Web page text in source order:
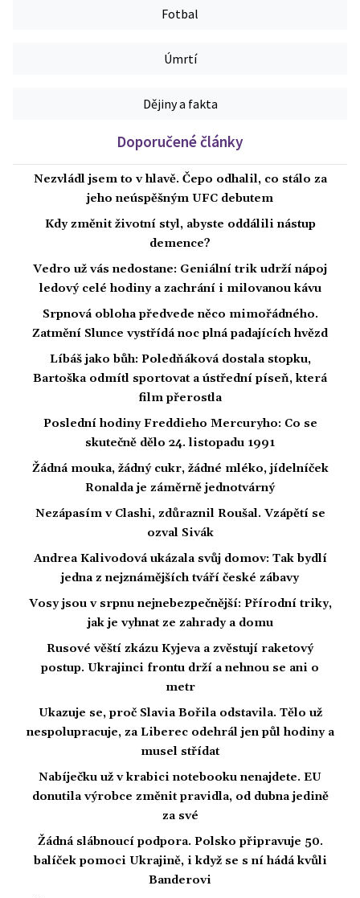
Fotbal
Úmrtí
Dějiny a fakta
Doporučené články
Nezvládl jsem to v hlavě. Čepo odhalil, co stálo za
jeho neúspěšným UFC debutem
Kdy změnit životní styl, abyste oddálili nástup
demence?
Vedro už vás nedostane: Geniální trik udrží nápoj
ledový celé hodiny a zachrání i milovanou kávu
Srpnová obloha předvede něco mimořádného.
Zatmění Slunce vystřídá noc plná padajících hvězd
Líbáš jako bůh: Poledňáková dostala stopku,
Bartoška odmítl sportovat a ústřední píseň, která
film přerostla
Poslední hodiny Freddieho Mercuryho: Co se
skutečně dělo 24. listopadu 1991
Žádná mouka, žádný cukr, žádné mléko, jídelníček
Ronalda je záměrně jednotvárný
Nezápasím v Clashi, zdůraznil Roušal. Vzápětí se
ozval Sivák
Andrea Kalivodová ukázala svůj domov: Tak bydlí
jedna z nejznámějších tváří české zábavy
Vosy jsou v srpnu nejnebezpečnější: Přírodní triky,
jak je vyhnat ze zahrady a domu
Rusové věští zkázu Kyjeva a zvěstují raketový
postup. Ukrajinci frontu drží a nehnou se ani o
metr
Ukazuje se, proč Slavia Bořila odstavila. Tělo už
nespolupracuje, za Liberec odehrál jen půl hodiny a
musel střídat
Nabíječku už v krabici notebooku nenajdete. EU
donutila výrobce změnit pravidla, od dubna jedině
za své
Žádná slábnoucí podpora. Polsko připravuje 50.
balíček pomoci Ukrajině, i když se s ní hádá kvůli
Banderovi